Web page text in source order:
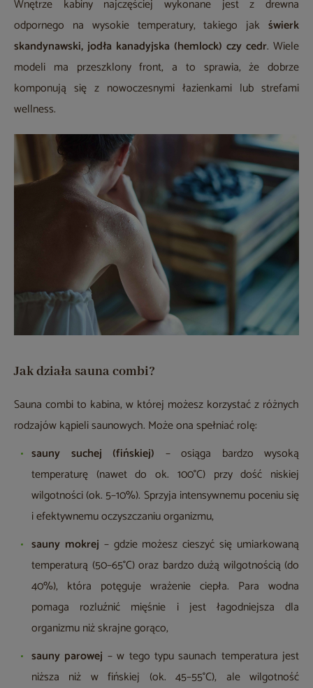
Wnętrze kabiny najczęściej wykonane jest z drewna
odpornego na wysokie temperatury, takiego jak świerk
skandynawski, jodła kanadyjska (hemlock) czy cedr. Wiele
modeli ma przeszklony front, a to sprawia, że dobrze
komponują się z nowoczesnymi łazienkami lub strefami
wellness.
Jak działa sauna combi?
Sauna combi to kabina, w której możesz korzystać z różnych
rodzajów kąpieli saunowych. Może ona spełniać rolę:
sauny suchej (fińskiej) – osiąga bardzo wysoką
temperaturę (nawet do ok. 100°C) przy dość niskiej
wilgotności (ok. 5–10%). Sprzyja intensywnemu poceniu się
i efektywnemu oczyszczaniu organizmu,
sauny mokrej – gdzie możesz cieszyć się umiarkowaną
temperaturą (50–65°C) oraz bardzo dużą wilgotnością (do
40%), która potęguje wrażenie ciepła. Para wodna
pomaga rozluźnić mięśnie i jest łagodniejsza dla
organizmu niż skrajne gorąco,
sauny parowej – w tego typu saunach temperatura jest
niższa niż w fińskiej (ok. 45–55°C), ale wilgotność